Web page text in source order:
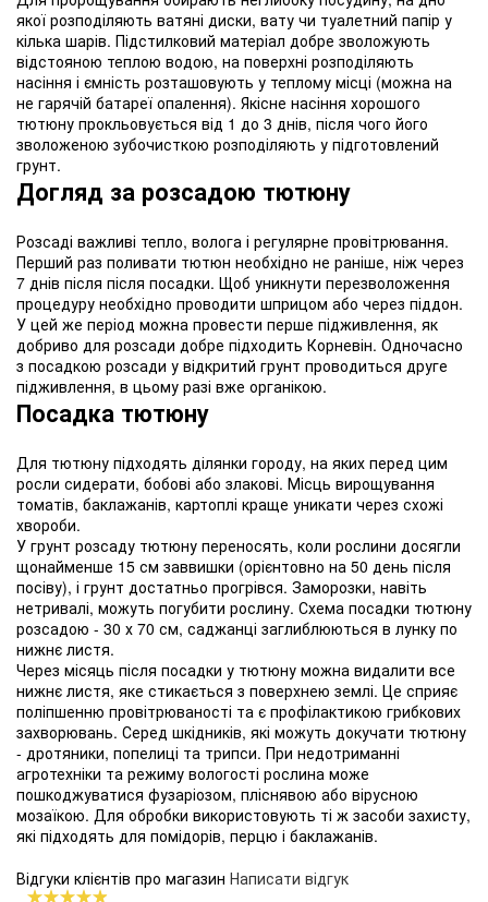
якої розподіляють ватяні диски, вату чи туалетний папір у
кілька шарів. Підстилковий матеріал добре зволожують
відстояною теплою водою, на поверхні розподіляють
насіння і ємність розташовують у теплому місці (можна на
не гарячій батареї опалення). Якісне насіння хорошого
тютюну прокльовується від 1 до 3 днів, після чого його
зволоженою зубочисткою розподіляють у підготовлений
грунт.
Догляд за розсадою тютюну
Розсаді важливі тепло, волога і регулярне провітрювання.
Перший раз поливати тютюн необхідно не раніше, ніж через
7 днів після після посадки. Щоб уникнути перезволоження
процедуру необхідно проводити шприцом або через піддон.
У цей же період можна провести перше підживлення, як
добриво для розсади добре підходить Корневін. Одночасно
з посадкою розсади у відкритий грунт проводиться друге
підживлення, в цьому разі вже органікою.
Посадка тютюну
Для тютюну підходять ділянки городу, на яких перед цим
росли сидерати, бобові або злакові. Місць вирощування
томатів, баклажанів, картоплі краще уникати через схожі
хвороби.
У грунт розсаду тютюну переносять, коли рослини досягли
щонайменше 15 см заввишки (орієнтовно на 50 день після
посіву), і грунт достатньо прогрівся. Заморозки, навіть
нетривалі, можуть погубити рослину. Схема посадки тютюну
розсадою - 30 х 70 см, саджанці заглиблюються в лунку по
нижнє листя.
Через місяць після посадки у тютюну можна видалити все
нижнє листя, яке стикається з поверхнею землі. Це сприяє
поліпшенню провітрюваності та є профілактикою грибкових
захворювань. Серед шкідників, які можуть докучати тютюну
- дротяники, попелиці та трипси. При недотриманні
агротехніки та режиму вологості рослина може
пошкоджуватися фузаріозом, пліснявою або вірусною
мозаїкою. Для обробки використовують ті ж засоби захисту,
які підходять для помідорів, перцю і баклажанів.
Відгуки клієнтів про магазин Написати відгук